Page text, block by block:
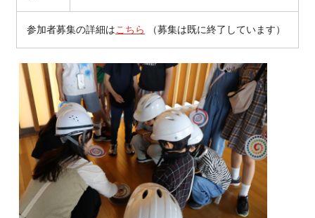
参加者募集の詳細はこちら （募集は既に終了しています）